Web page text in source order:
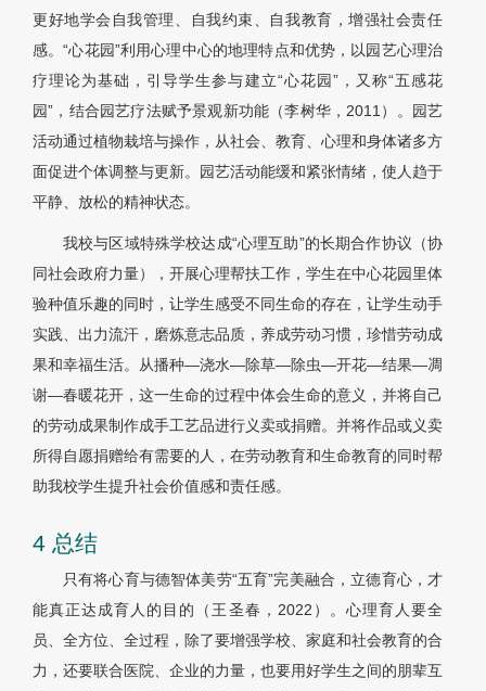
更好地学会自我管理、自我约束、自我教育，增强社会责任
感。“心花园”利用心理中心的地理特点和优势，以园艺心理治
疗理论为基础，引导学生参与建立“心花园”，又称“五感花
园”，结合园艺疗法赋予景观新功能（李树华，2011）。园艺
活动通过植物栽培与操作，从社会、教育、心理和身体诸多方
面促进个体调整与更新。园艺活动能缓和紧张情绪，使人趋于
平静、放松的精神状态。
我校与区域特殊学校达成“心理互助”的长期合作协议（协
同社会政府力量），开展心理帮扶工作，学生在中心花园里体
验种值乐趣的同时，让学生感受不同生命的存在，让学生动手
实践、出力流汗，磨炼意志品质，养成劳动习惯，珍惜劳动成
果和幸福生活。从播种—浇水—除草—除虫—开花—结果—凋
谢—春暖花开，这一生命的过程中体会生命的意义，并将自己
的劳动成果制作成手工艺品进行义卖或捐赠。并将作品或义卖
所得自愿捐赠给有需要的人，在劳动教育和生命教育的同时帮
助我校学生提升社会价值感和责任感。
4 总结
只有将心育与德智体美劳“五育”完美融合，立德育心，才
能真正达成育人的目的（王圣春，2022）。心理育人要全
员、全方位、全过程，除了要增强学校、家庭和社会教育的合
力，还要联合医院、企业的力量，也要用好学生之间的朋辈互